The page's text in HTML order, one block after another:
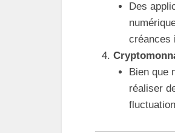
Des
créances
Bien que
réaliser